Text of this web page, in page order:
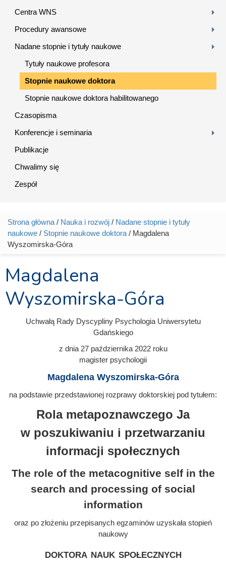
Centra WNS
Procedury awansowe
Nadane stopnie i tytuły naukowe
Tytuły naukowe profesora
Stopnie naukowe doktora
Stopnie naukowe doktora habilitowanego
Czasopisma
Konferencje i seminaria
Publikacje
Chwalimy się
Zespół
Jesteś tutaj
Strona główna / Nauka i rozwój / Nadane stopnie i tytuły
naukowe / Stopnie naukowe doktora / Magdalena
Wyszomirska-Góra
Magdalena
Wyszomirska-Góra
Uchwałą Rady Dyscypliny Psychologia Uniwersytetu
Gdańskiego
z dnia 27 października 2022roku
magister psychologii
Magdalena Wyszomirska-Góra
na podstawie przedstawionej rozprawy doktorskiej pod tytułem:
Rola metapoznawczego Ja
w poszukiwaniu i przetwarzaniu
informacji społecznych
The role of the metacognitive self in the
search and processing of social
information
oraz po złożeniu przepisanych egzaminów uzyskała stopień
naukowy
doktora nauk społecznych